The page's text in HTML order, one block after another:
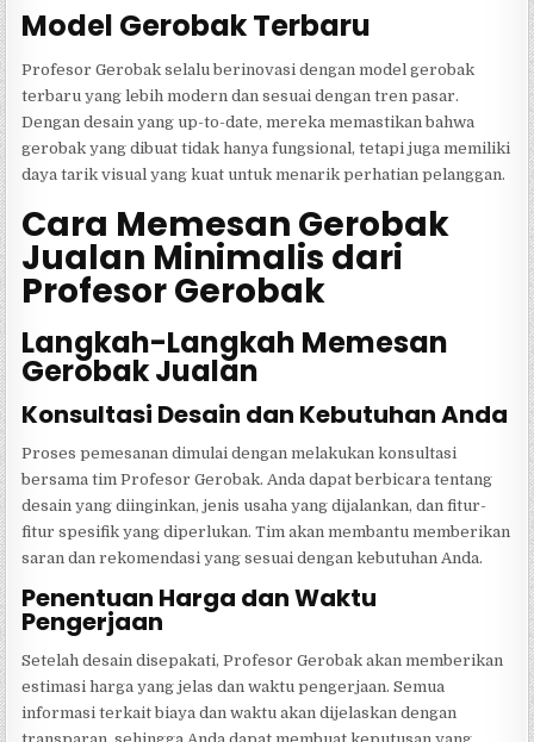
Model Gerobak Terbaru
Profesor Gerobak selalu berinovasi dengan model gerobak
terbaru yang lebih modern dan sesuai dengan tren pasar.
Dengan desain yang up-to-date, mereka memastikan bahwa
gerobak yang dibuat tidak hanya fungsional, tetapi juga memiliki
daya tarik visual yang kuat untuk menarik perhatian pelanggan.
Cara Memesan Gerobak
Jualan Minimalis dari
Profesor Gerobak
Langkah-Langkah Memesan
Gerobak Jualan
Konsultasi Desain dan Kebutuhan Anda
Proses pemesanan dimulai dengan melakukan konsultasi
bersama tim Profesor Gerobak. Anda dapat berbicara tentang
desain yang diinginkan, jenis usaha yang dijalankan, dan fitur-
fitur spesifik yang diperlukan. Tim akan membantu memberikan
saran dan rekomendasi yang sesuai dengan kebutuhan Anda.
Penentuan Harga dan Waktu
Pengerjaan
Setelah desain disepakati, Profesor Gerobak akan memberikan
estimasi harga yang jelas dan waktu pengerjaan. Semua
informasi terkait biaya dan waktu akan dijelaskan dengan